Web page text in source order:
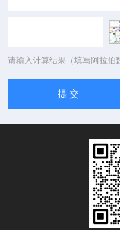
请输入计算结果（填写阿拉伯